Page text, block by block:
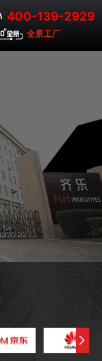
400-139-2929
全景工厂